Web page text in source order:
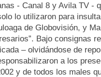
- Canal 8 y Avila TV -
lo utilizaron para
de Globovisión, y
Bajo consignas
– olvidándose de
a los
y de todos los males